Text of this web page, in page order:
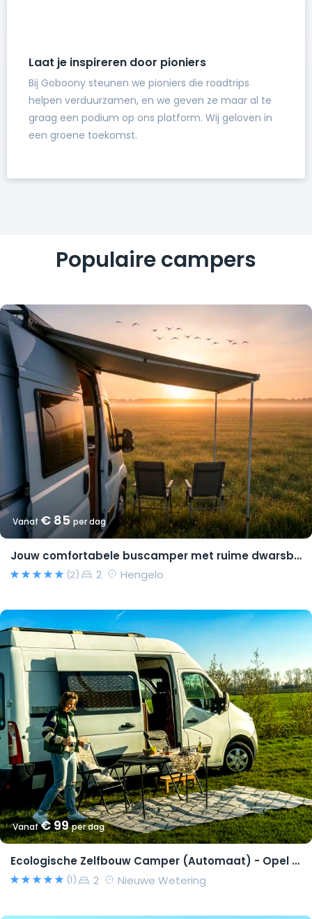
Laat je inspireren door pioniers
Bij Goboony steunen we pioniers die roadtrips
helpen verduurzamen, en we geven ze maar al te
graag een podium op ons platform. Wij geloven in
een groene toekomst.
Populaire campers
Vanaf € 85per dag
Jouw comfortabele buscamper met ruime dwarsbedden en natural look(s)!
(2) 2 Hengelo
Vanaf€ 99per dag
Ecologische Zelfbouw Camper (Automaat) - Opel Movano 2015 – Richard
(1) 2 Nieuwe Wetering